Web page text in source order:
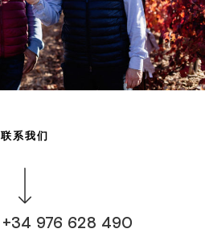
联系我们
+34 976 628 490